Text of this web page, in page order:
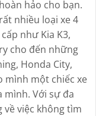
hảo cho bạn.
nhiều loại xe 4
như Kia K3,
cho đến những
Honda City,
mình một chiếc xe
mình. Với sự đa
về việc không tìm